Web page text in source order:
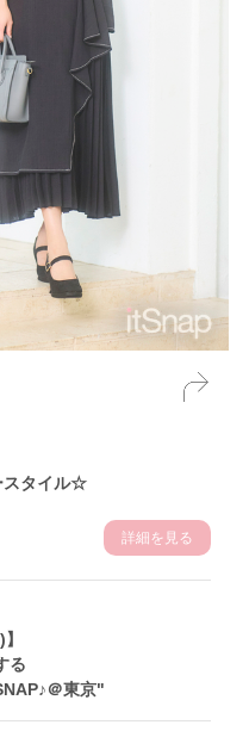
スタイル☆
詳細を見る
る
＠東京"